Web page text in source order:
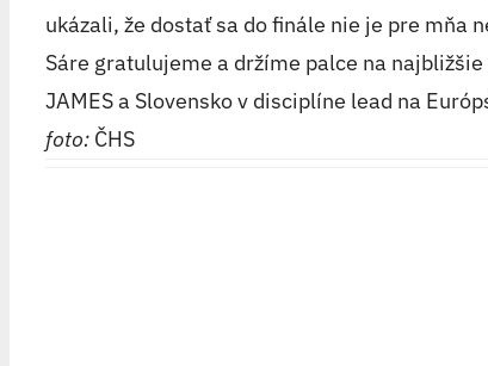
ukázali, že dostať sa do finále nie je pre mňa
Sáre gratulujeme a držíme palce na
JAMES a Slovensko v disciplíne lead na
foto:ČHS